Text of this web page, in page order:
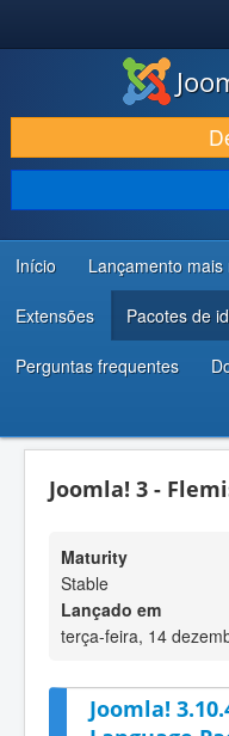
DESCARREGAR E EVOLUIR
DESCOBRIR E APRENDER
COMUNIDADE E SUPORTE
RECURSOS PARA
Início Lançamento mais
Extensões Pacotes de
Perguntas frequentes
Joomla! 3 -
Maturity
Stable
Lançado em
terça-feira, 14
Joomla!